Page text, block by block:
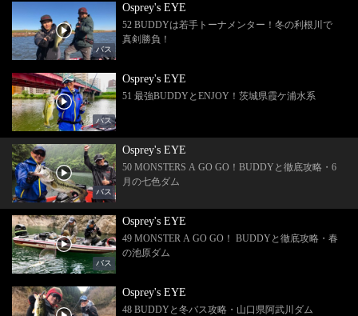
バス
Osprey's EYE
52 BUDDYは若手トーナメンター！冬の利根川で
真剣勝負！
バス
Osprey's EYE
51 最強BUDDYとENJOY！茨城県霞ケ浦水系
バス
Osprey's EYE
50 MONSTERS A GO GO！BUDDYと徹底攻略・6
月の七色ダム
バス
Osprey's EYE
49 MONSTER A GO GO！ BUDDYと徹底攻略・春
の池原ダム
Osprey's EYE
48 BUDDYと冬バス攻略・山口県阿武川ダム